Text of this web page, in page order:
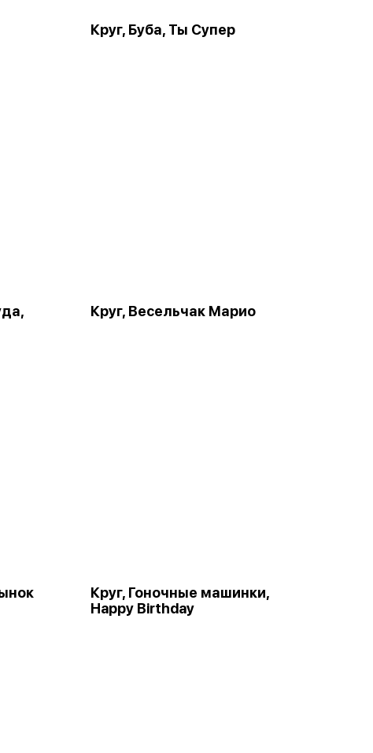
Круг, Буба, Ты Супер
Круг, Весельчак Марио
Круг, Гоночные машинки,
Happy Birthday